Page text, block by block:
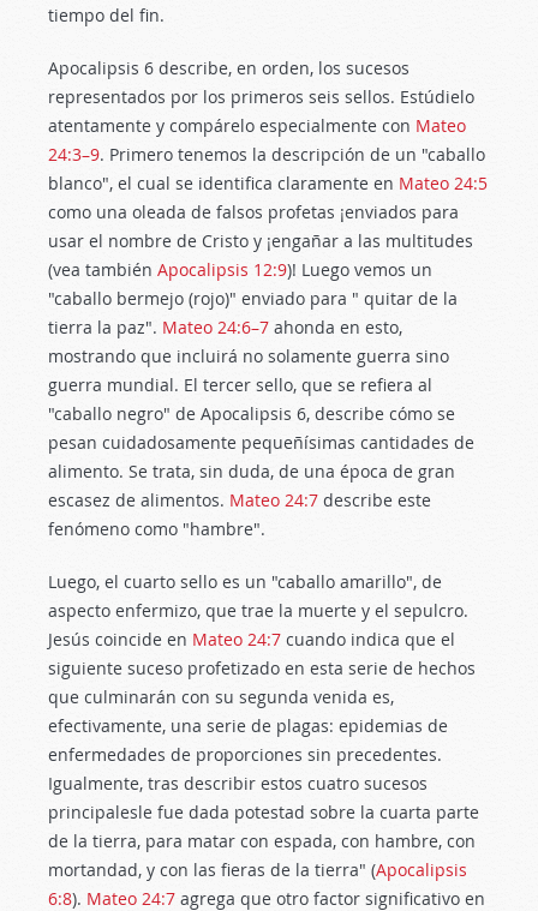
tiempo del fin.
Apocalipsis 6 describe, en orden, los sucesos
representados por los primeros seis sellos. Estúdielo
atentamente y compárelo especialmente con Mateo
24:3–9. Primero tenemos la descripción de un "caballo
blanco", el cual se identifica claramente en Mateo 24:5
como una oleada de falsos profetas ¡enviados para
usar el nombre de Cristo y ¡engañar a las multitudes
(vea también Apocalipsis 12:9)! Luego vemos un
"caballo bermejo (rojo)" enviado para " quitar de la
tierra la paz". Mateo 24:6–7 ahonda en esto,
mostrando que incluirá no solamente guerra sino
guerra mundial. El tercer sello, que se refiera al
"caballo negro" de Apocalipsis 6, describe cómo se
pesan cuidadosamente pequeñísimas cantidades de
alimento. Se trata, sin duda, de una época de gran
escasez de alimentos. Mateo 24:7 describe este
fenómeno como "hambre".
Luego, el cuarto sello es un "caballo amarillo", de
aspecto enfermizo, que trae la muerte y el sepulcro.
Jesús coincide en Mateo 24:7 cuando indica que el
siguiente suceso profetizado en esta serie de hechos
que culminarán con su segunda venida es,
efectivamente, una serie de plagas: epidemias de
enfermedades de proporciones sin precedentes.
Igualmente, tras describir estos cuatro sucesos
principalesle fue dada potestad sobre la cuarta parte
de la tierra, para matar con espada, con hambre, con
mortandad, y con las fieras de la tierra" (Apocalipsis
6:8). Mateo 24:7 agrega que otro factor significativo en